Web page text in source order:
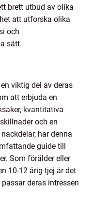
brett utbud av olika
att utforska olika
och
sätt.
viktig del av deras
att erbjuda en
kvantitativa
och en
har denna
guide till
Som förälder eller
10-12 årig tjej är det
deras intressen